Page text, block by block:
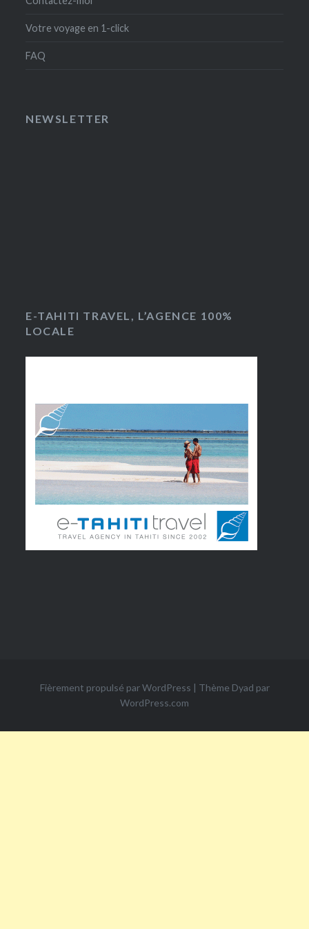
Votre voyage en 1-click
FAQ
NEWSLETTER
E-TAHITI TRAVEL, L’AGENCE 100%
LOCALE
Fièrement propulsé par WordPress | Thème Dyad par
WordPress.com